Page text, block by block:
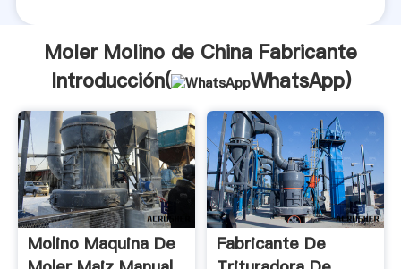
Moler Molino de China Fabricante
Introducción(
WhatsApp)
Molino Maquina De
Fabricante De